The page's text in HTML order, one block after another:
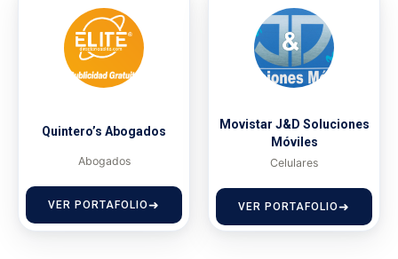
Quintero’s Abogados
Abogados
VER PORTAFOLIO
Movistar J&D Soluciones
Móviles
Celulares
VER PORTAFOLIO